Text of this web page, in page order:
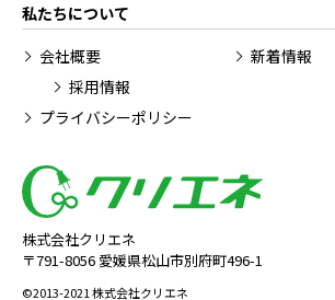
株式会社クリエネ
〒791-8056 愛媛県松山市別府町496-1
©2013-2021 株式会社クリエネ
私たちについて
会社概要
新着情報
採用情報
プライバシーポリシー